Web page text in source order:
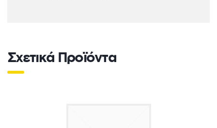
Σχετικά Προϊόντα